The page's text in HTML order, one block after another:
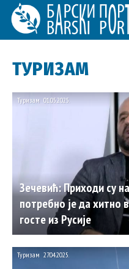
ТУРИЗАМ
Зечевић: Приходи су
потребно је да хитно
госте из Русије
Туризам 01.05.2025.
Туризам 27.04.2025.